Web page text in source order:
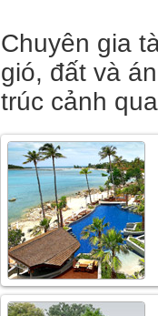
Chuyên gia
gió, đất và
trúc cảnh